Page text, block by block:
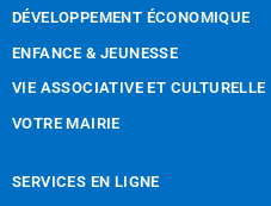
DÉVELOPPEMENT ÉCONOMIQUE
ENFANCE & JEUNESSE
VIE ASSOCIATIVE ET CULTURELLE
VOTRE MAIRIE
SERVICES EN LIGNE